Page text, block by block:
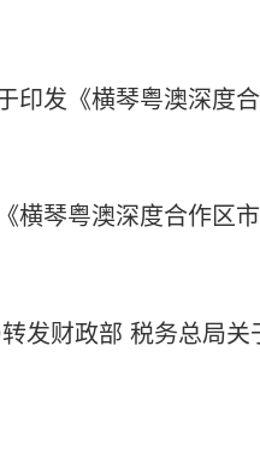
印发《横琴粤澳深度
横琴粤澳深度合作区
发财政部 税务总局